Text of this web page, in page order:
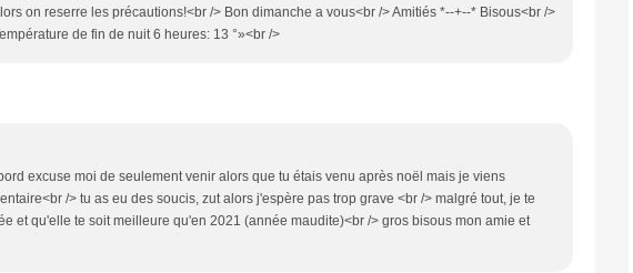
on reserre les précautions!<br /> Bon dimanche a vous<br /> Amitiés *--+--* Bisous<br />
de fin de nuit 6 heures: 13 °»<br />
excuse moi de seulement venir alors que tu étais venu après noël mais je viens
/> tu as eu des soucis, zut alors j'espère pas trop grave <br /> malgré tout, je te
et qu'elle te soit meilleure qu'en 2021 (année maudite)<br /> gros bisous mon amie et